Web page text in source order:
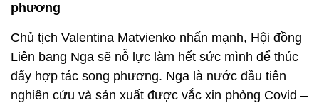
phương
Chủ tịch Valentina Matvienko nhấn mạnh, Hội đồng
Liên bang Nga sẽ nỗ lực làm hết sức mình để thúc
đẩy hợp tác song phương. Nga là nước đầu tiên
nghiên cứu và sản xuất được vắc xin phòng Covid –